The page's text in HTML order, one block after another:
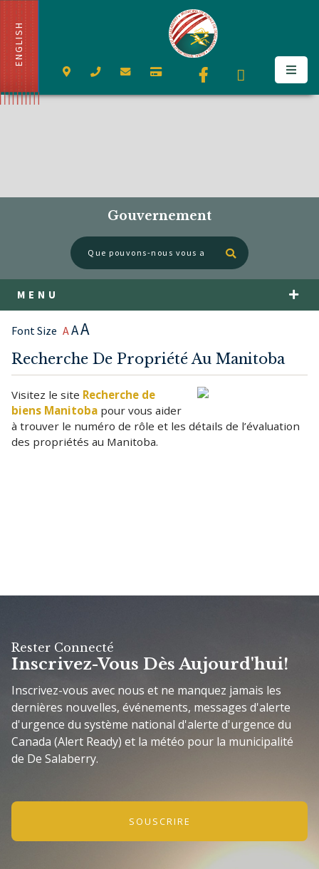
ENGLISH
Gouvernement
Type here to
MENU
Recherche De Propriété Au Manitoba
Font Size AAA
Visitez le site Recherche de
biens Manitoba pour vous aider
à trouver le numéro de rôle et les détails de l’évaluation
des propriétés au Manitoba.
Rester Connecté
Inscrivez-Vous Dès Aujourd'hui!
Inscrivez-vous avec nous et ne manquez jamais les
dernières nouvelles, événements, messages d'alerte
d'urgence du système national d'alerte d'urgence du
Canada (Alert Ready) et la météo pour la municipalité
de De Salaberry.
SOUSCRIRE